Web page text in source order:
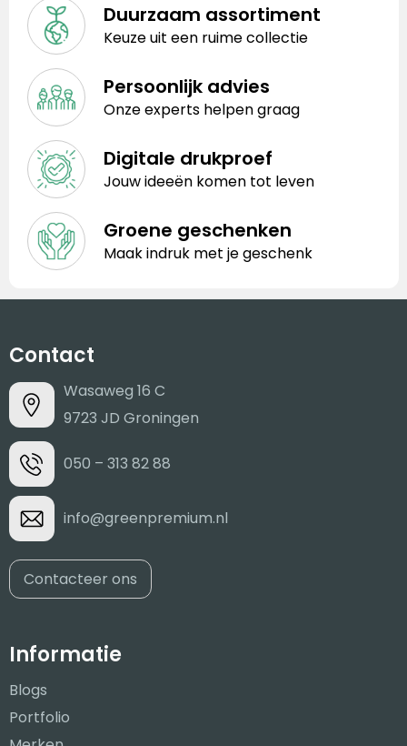
Duurzaam assortiment
Keuze uit een ruime collectie
Persoonlijk advies
Onze experts helpen graag
Digitale drukproef
Jouw ideeën komen tot leven
Groene geschenken
Maak indruk met je geschenk
Contact
Wasaweg 16 C
9723 JD Groningen
050 – 313 82 88
info@greenpremium.nl
Contacteer ons
Informatie
Blogs
Portfolio